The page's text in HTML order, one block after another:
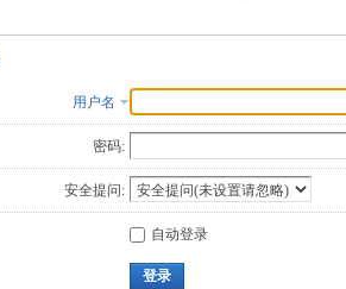
用户名
密码:
安全提问:
自动登录
登录